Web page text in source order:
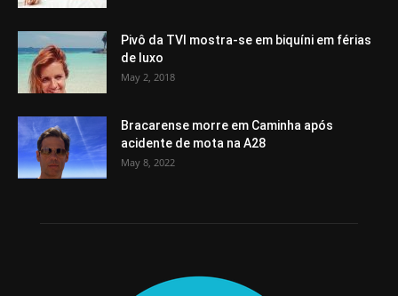
Pivô da TVI mostra-se em biquíni em férias
de luxo
May 2, 2018
Bracarense morre em Caminha após
acidente de mota na A28
May 8, 2022